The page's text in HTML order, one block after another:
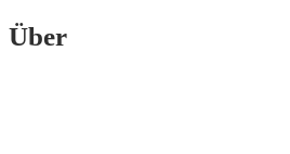
Über